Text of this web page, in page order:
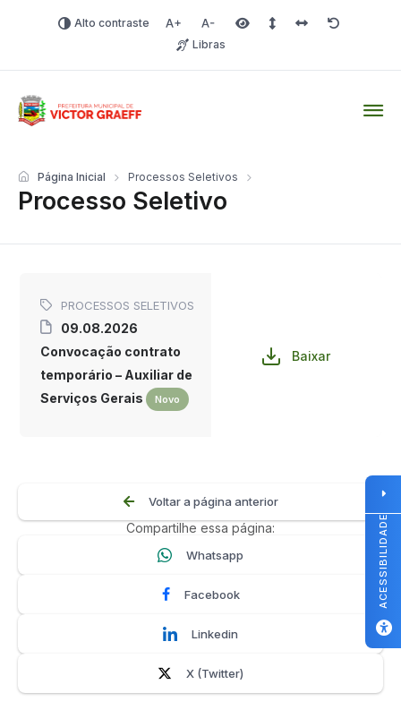
Alto contraste Aumentar fonte
Diminuir fonteÁrea selecionada
Espaçamento de linha
Espaço dos
Redefinir
Libras
Processo Seletivo
Página Inicial Processos Seletivos
PROCESSOS SELETIVOS
09.08.2026
Convocação contrato
temporário – Auxiliar de
Serviços Gerais
Novo
Baixar
Voltar a página anterior
Compartilhe essa página:
Whatsapp
Facebook
Linkedin
X (Twitter)
ACESSIBILIDADE